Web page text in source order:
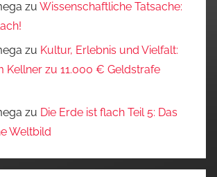
zu Wissenschaftliche Tatsache:
zu Kultur, Erlebnis und Vielfalt:
Kellner zu 11.000 € Geldstrafe
zu Die Erde ist flach Teil 5: Das
Weltbild